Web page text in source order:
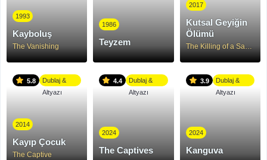
1993
Kayboluş
The Vanishing
1986
Teyzem
2017
Kutsal Geyiğin
Ölümü
The Killing of a Sacred Deer
5.8
Dublaj &
Altyazı
2014
Kayıp Çocuk
The Captive
4.4
Dublaj &
Altyazı
2024
The Captives
3.9
Dublaj &
Altyazı
2024
Kanguva